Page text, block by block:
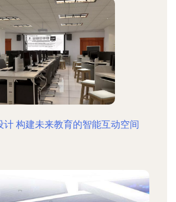
计 构建未来教育的智能互动空间